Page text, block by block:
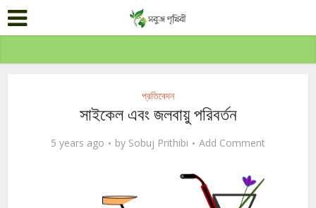
প্রতিবেদন
সাইকেল এবং জলবায়ু পরিবর্তন
5 years ago by Sobuj Prithibi Add Comment